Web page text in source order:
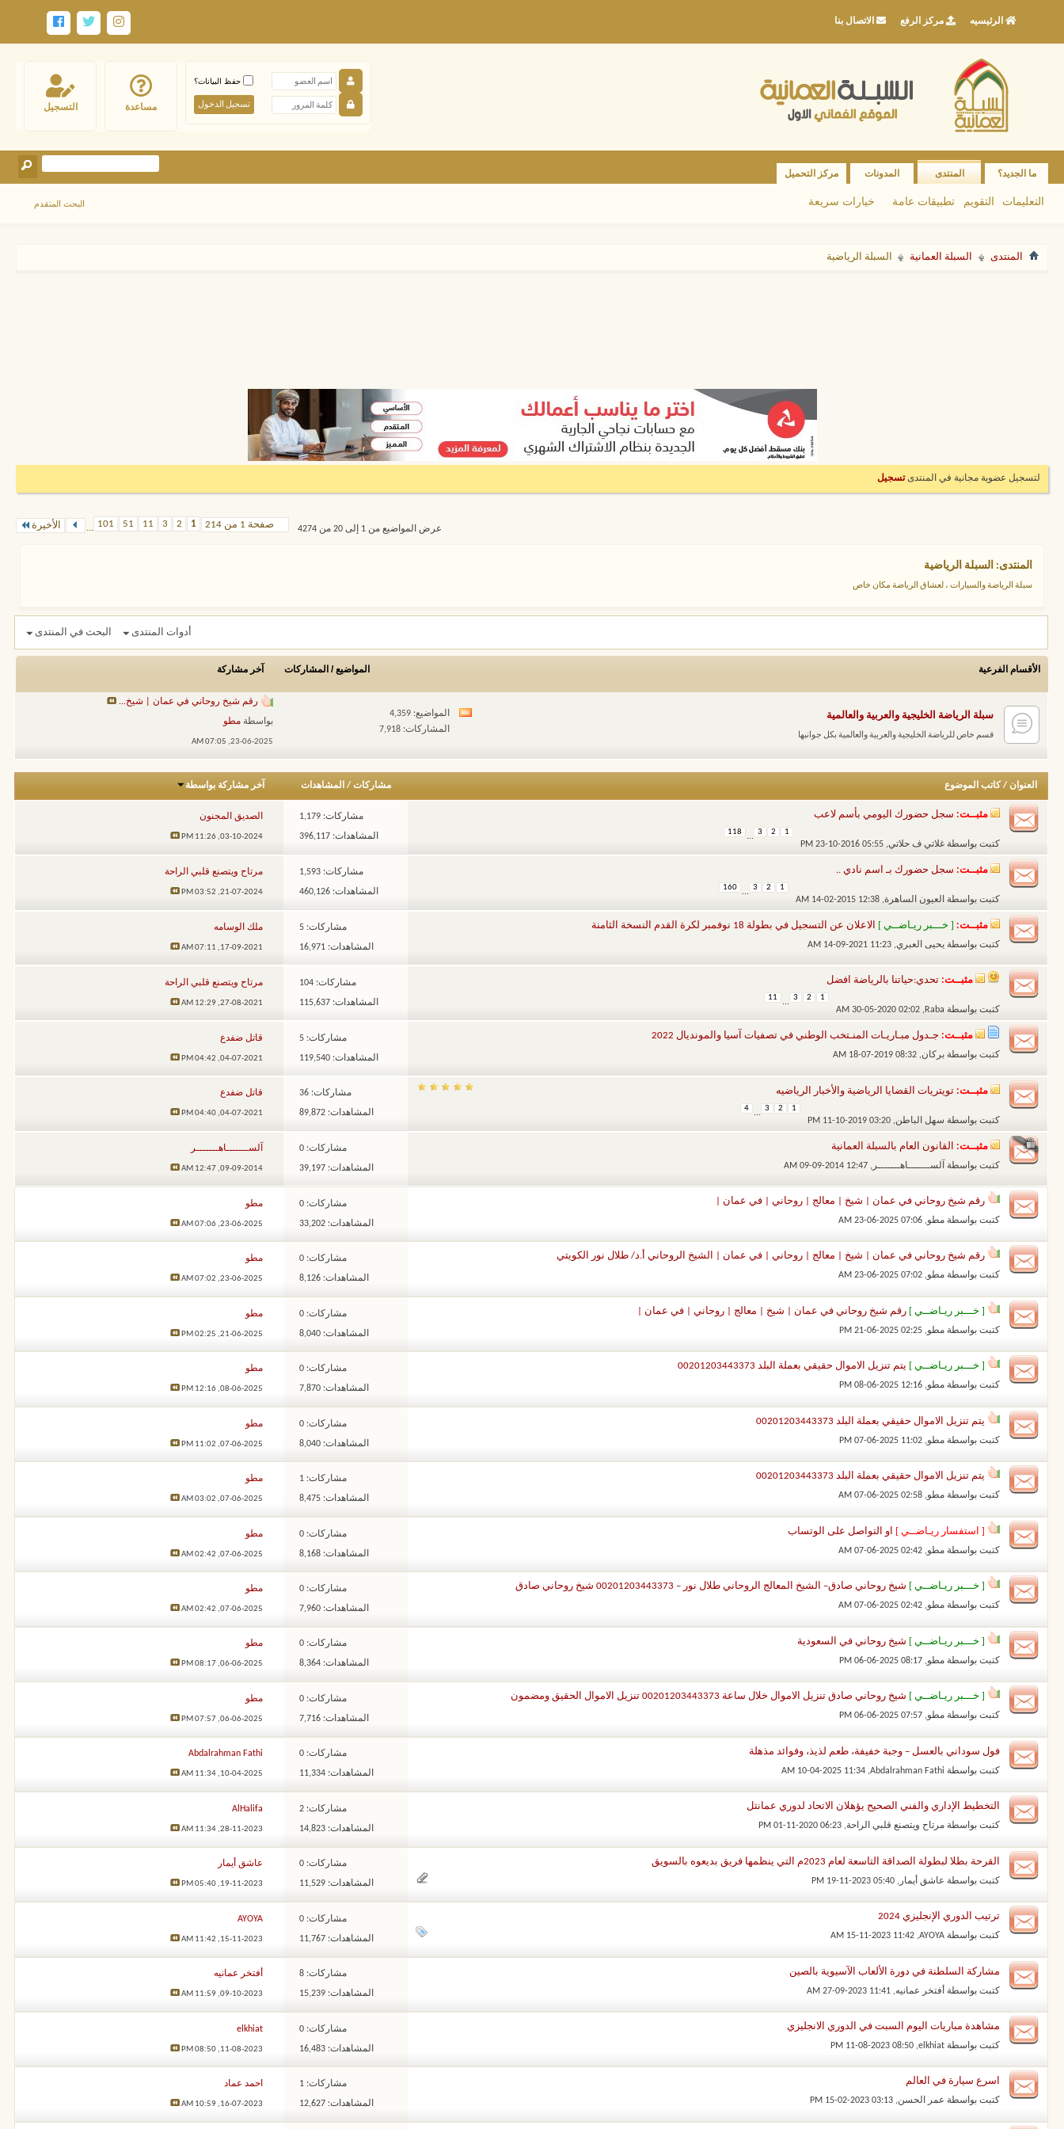
الرئيسيه مركز الرفع الاتصال بنا
التسجيل مساعدة
حفظ البيانات؟
ما الجديد؟ المنتدى
التعليمات التقويم تطبيقات عامة خيارات سريعة
المدونات مركز التحميل
البحث المتقدم
المنتدى السبلة العمانية السبلة الرياضية
لتسجيل عضوية مجانية في المنتدىتسجيل
صفحة 1 من 214 1
2
3
11
51
101
... الأخيرة عرض المواضيع من 1 إلى 20 من 4274
المنتدى: السبلة الرياضية
سبلة الرياضة والسيارات ، لعشاق الرياضة مكان خاص
أدوات المنتدى البحث في المنتدى
الأقسام الفرعية المواضيع / المشاركات آخر مشاركة
سبلة الرياضة الخليجية والعربية والعالمية
قسم خاص للرياضة الخليجية والعربية والعالمية بكل جوانبها
مشاهدة
هذا
المواضيع: 4,359
المشاركات: 7,918
رقم شيخ روحاني في عمان | شيخ...
بواسطة مطو
23-06-2025,
07:05 AM
العنوان / كاتب الموضوع مشاركات/ المشاهدات آخر مشاركة بواسطة
مثبــت: سجل حضورك اليومي بأسم لاعب
كتبت بواسطة غلاتي ف حلاتي‏, 23-10-2016 05:55 PM
1
2
3
...
118
مشاركات: 1,179
المشاهدات: 396,117
الصديق المجنون
03-10-2024,
11:26 PM
مثبــت: سجل حضورك بـ اسم نادي ..
كتبت بواسطة العيون الساهرة‏, 14-02-2015 12:38 AM
1
2
3
...
160
مشاركات: 1,593
المشاهدات: 460,126
مرتاح ويتصنع قلبي الراحة
21-07-2024,
03:52 PM
مثبــت: [ خـــبر ريـاضــي ] الاعلان عن التسجيل في بطولة 18 نوفمبر لكرة القدم النسخة الثامنة
كتبت بواسطة يحيى العبري‏, 14-09-2021 11:23 AM
مشاركات: 5
المشاهدات: 16,971
ملك الوسامه
17-09-2021,
07:11 AM
مثبــت: تحدي:حياتنا بالرياضة افضل
كتبت بواسطة Raba
‏, 30-05-2020 02:02 AM
1
2
3
...
11
مشاركات: 104
المشاهدات: 115,637
مرتاح ويتصنع قلبي الراحة
27-08-2021,
12:29 AM
مثبــت: جـدول مبـاريـات المنـتخب الوطني في تصفيات آسيا والمونديال 2022
كتبت بواسطة بركان‏, 18-07-2019 08:32 AM
مشاركات: 5
المشاهدات: 119,540
قاتل ضفدع
04-07-2021,
04:42 PM
مثبــت: تويتريات القضايا الرياضية والأخبار الرياضيه
كتبت بواسطة سهل الباطن‏, 11-10-2019 03:20 PM
1
2
3
...
4
مشاركات: 36
المشاهدات: 89,872
قاتل ضفدع
04-07-2021,
04:40 PM
مثبــت: القانون العام بالسبلة العمانية
كتبت بواسطة آلســـــــاهـــــــر ‏, 09-09-2014 12:47 AM
مشاركات: 0
المشاهدات: 39,197
آلســـــــاهـــــــر
09-09-2014,
12:47 AM
رقم شيخ روحاني في عمان | شيخ | معالج | روحاني | في عمان |
كتبت بواسطة مطو‏, 23-06-2025 07:06 AM
مشاركات: 0
المشاهدات: 33,202
مطو
23-06-2025,
07:06 AM
رقم شيخ روحاني في عمان | شيخ | معالج | روحاني | في عمان | الشيخ الروحاني أ.د/ طلال نور الكويتي
كتبت بواسطة مطو‏, 23-06-2025 07:02 AM
مشاركات: 0
المشاهدات: 8,126
مطو
23-06-2025,
07:02 AM
[ خـــبر ريـاضــي ] رقم شيخ روحاني في عمان | شيخ | معالج | روحاني | في عمان |
كتبت بواسطة مطو‏, 21-06-2025 02:25 PM
مشاركات: 0
المشاهدات: 8,040
مطو
21-06-2025,
02:25 PM
[ خـــبر ريـاضــي ] يتم تنزيل الاموال حقيقي بعملة البلد 00201203443373
كتبت بواسطة مطو‏, 08-06-2025 12:16 PM
مشاركات: 0
المشاهدات: 7,870
مطو
08-06-2025,
12:16 PM
يتم تنزيل الاموال حقيقي بعملة البلد 00201203443373
كتبت بواسطة مطو‏, 07-06-2025 11:02 PM
مشاركات: 0
المشاهدات: 8,040
مطو
07-06-2025,
11:02 PM
يتم تنزيل الاموال حقيقي بعملة البلد 00201203443373
كتبت بواسطة مطو‏, 07-06-2025 02:58 AM
مشاركات: 1
المشاهدات: 8,475
مطو
07-06-2025,
03:02 AM
[ استفسار ريـاضــي ] او التواصل على الوتساب
كتبت بواسطة مطو‏, 07-06-2025 02:42 AM
مشاركات: 0
المشاهدات: 8,168
مطو
07-06-2025,
02:42 AM
[ خـــبر ريـاضــي ] شيخ روحاني صادق– الشيخ المعالج الروحاني طلال نور – 00201203443373 شيخ روحاني صادق
كتبت بواسطة مطو‏, 07-06-2025 02:42 AM
مشاركات: 0
المشاهدات: 7,960
مطو
07-06-2025,
02:42 AM
[ خـــبر ريـاضــي ] شيخ روحاني في السعودية
كتبت بواسطة مطو‏, 06-06-2025 08:17 PM
مشاركات: 0
المشاهدات: 8,364
مطو
06-06-2025,
08:17 PM
[ خـــبر ريـاضــي ] شيخ روحاني صادق تنزيل الاموال خلال ساعة 00201203443373 تنزيل الاموال الحقيق ومضمون
كتبت بواسطة مطو‏, 06-06-2025 07:57 PM
مشاركات: 0
المشاهدات: 7,716
مطو
06-06-2025,
07:57 PM
فول سوداني بالعسل – وجبة خفيفة، طعم لذيذ، وفوائد مذهلة
كتبت بواسطة Abdalrahman Fathi
‏, 10-04-2025 11:34 AM
مشاركات: 0
المشاهدات: 11,334
Abdalrahman Fathi
10-04-2025,
11:34 AM
التخطيط الإداري والفني الصحيح يؤهلان الاتحاد لدوري عمانتل
كتبت بواسطة مرتاح ويتصنع قلبي الراحة‏, 01-11-2020 06:23 PM
مشاركات: 2
المشاهدات: 14,823
AlHalifa
28-11-2023,
11:34 AM
القرحة بطلا لبطولة الصداقة التاسعة لعام 2023م التي ينظمها فريق بديعوه بالسويق
كتبت بواسطة عاشق أيمار ‏, 19-11-2023 05:40 PM
مشاركات: 0
المشاهدات: 11,529
عاشق أيمار
19-11-2023,
05:40 PM
ترتيب الدوري الإنجليزي 2024
كتبت بواسطة AYOYA
‏, 15-11-2023 11:42 AM
مشاركات: 0
المشاهدات: 11,767
AYOYA
15-11-2023,
11:42 AM
مشاركة السلطنة في دورة الألعاب الآسيوية بالصين
كتبت بواسطة أفتخر عمانيه‏, 27-09-2023 11:41 AM
مشاركات: 8
المشاهدات: 15,239
أفتخر عمانيه
09-10-2023,
11:59 AM
مشاهدة مباريات اليوم السبت في الدوري الانجليزي
كتبت بواسطة elkhiat
‏, 11-08-2023 08:50 PM
مشاركات: 0
المشاهدات: 16,483
elkhiat
11-08-2023,
08:50 PM
اسرع سيارة في العالم
كتبت بواسطة عمر الحسن‏, 15-02-2023 03:13 PM
مشاركات: 1
المشاهدات: 12,627
احمد عماد
16-07-2023,
10:59 AM